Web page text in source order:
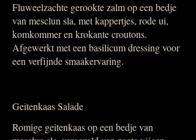
Fluweelzachte gerookte zalm op een bedje
van mesclun sla, met kappertjes, rode ui,
komkommer en krokante croutons.
Afgewerkt met een basilicum dressing voor
een verfijnde smaakervaring.
Geitenkaas Salade
Romige geitenkaas op een bedje van